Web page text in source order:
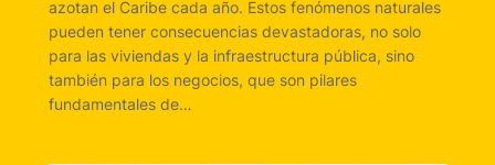
azotan el Caribe cada año. Estos fenómenos naturales
pueden tener consecuencias devastadoras, no solo
para las viviendas y la infraestructura pública, sino
también para los negocios, que son pilares
fundamentales de…